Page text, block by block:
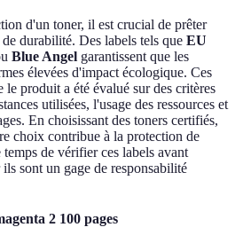
d'un toner, il est crucial de prêter
durabilité. Des labels tels que EU
Blue Angel garantissent que les
élevées d'impact écologique. Ces
produit a été évalué sur des critères
utilisées, l'usage des ressources et
En choisissant des toners certifiés,
choix contribue à la protection de
de vérifier ces labels avant
sont un gage de responsabilité
2 100 pages